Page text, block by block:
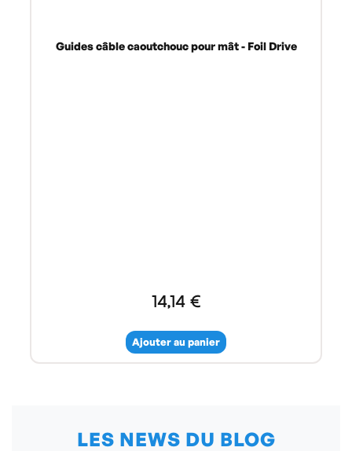
Guides câble caoutchouc pour mât - Foil Drive
14,14 €
Ajouter au panier
LES NEWS DU BLOG